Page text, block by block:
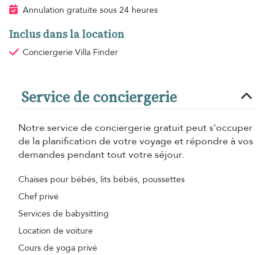
Annulation gratuite sous 24 heures
Inclus dans la location
Conciergerie Villa Finder
Service de conciergerie
Notre service de conciergerie gratuit peut s'occuper
de la planification de votre voyage et répondre à vos
demandes pendant tout votre séjour.
Chaises pour bébés, lits bébés, poussettes
Chef privé
Services de babysitting
Location de voiture
Cours de yoga privé